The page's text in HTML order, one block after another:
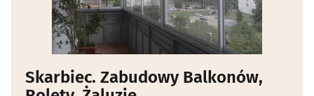
Skarbiec. Zabudowy Balkonów,